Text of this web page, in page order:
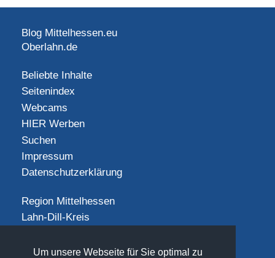
Um unsere Webseite für Sie optimal zu
Blog Mittelhessen.eu
Oberlahn.de
Beliebte Inhalte
Seitenindex
Webcams
HIER Werben
Suchen
Impressum
Datenschutzerklärung
Region Mittelhessen
Lahn-Dill-Kreis
Landkreis Limburg-Weilburg